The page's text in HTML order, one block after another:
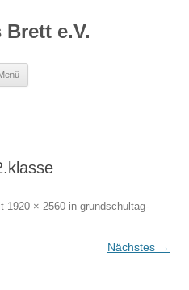
Brett e.V.
1920 × 2560 in grundschultag-
Nächstes →